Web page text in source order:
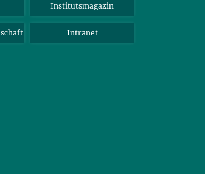
Institutsmagazin
Intranet